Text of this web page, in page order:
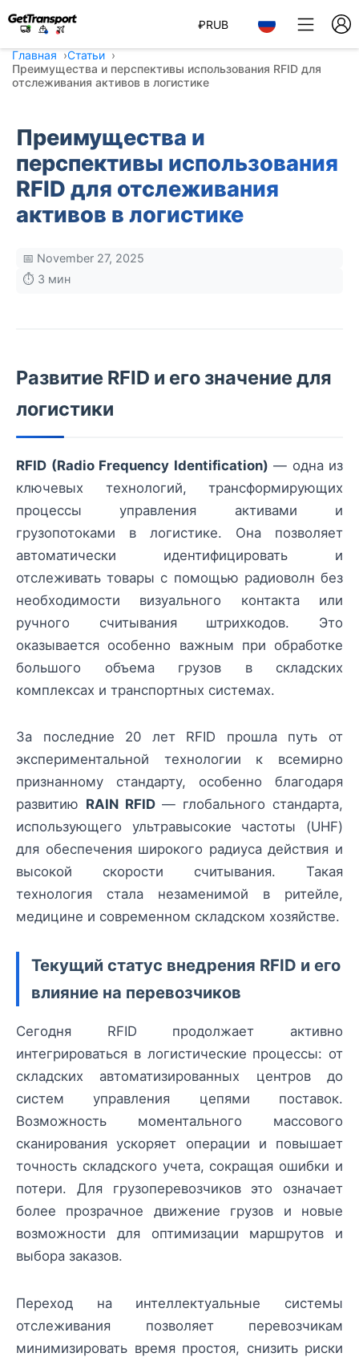
₽RUB
Главная
Статьи
Преимущества и перспективы использования RFID для
отслеживания активов в логистике
Преимущества и
перспективы использования
RFID для отслеживания
активов в логистике
📅 November 27, 2025
⏱️ 3 мин
Развитие RFID и его значение для
логистики
RFID (Radio Frequency Identification) — одна из
ключевых технологий, трансформирующих
процессы управления активами и
грузопотоками в логистике. Она позволяет
автоматически идентифицировать и
отслеживать товары с помощью радиоволн без
необходимости визуального контакта или
ручного считывания штрихкодов. Это
оказывается особенно важным при обработке
большого объема грузов в складских
комплексах и транспортных системах.
За последние 20 лет RFID прошла путь от
экспериментальной технологии к всемирно
признанному стандарту, особенно благодаря
развитию RAIN RFID— глобального стандарта,
использующего ультравысокие частоты (UHF)
для обеспечения широкого радиуса действия и
высокой скорости считывания. Такая
технология стала незаменимой в ритейле,
медицине и современном складском хозяйстве.
Текущий статус внедрения RFID и его
влияние на перевозчиков
Сегодня RFID продолжает активно
интегрироваться в логистические процессы: от
складских автоматизированных центров до
систем управления цепями поставок.
Возможность моментального массового
сканирования ускоряет операции и повышает
точность складского учета, сокращая ошибки и
потери. Для грузоперевозчиков это означает
более прозрачное движение грузов и новые
возможности для оптимизации маршрутов и
выбора заказов.
Переход на интеллектуальные системы
отслеживания позволяет перевозчикам
минимизировать время простоя, снизить риски